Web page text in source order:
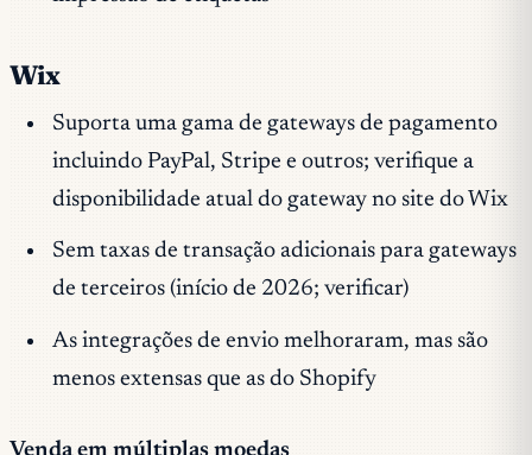
Wix
Suporta uma gama de gateways de pagamento
incluindo PayPal, Stripe e outros; verifique a
disponibilidade atual do gateway no site do Wix
Sem taxas de transação adicionais para gateways
de terceiros (início de 2026; verificar)
As integrações de envio melhoraram, mas são
menos extensas que as do Shopify